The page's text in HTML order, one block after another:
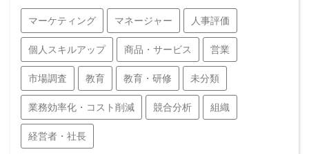
マーケティング マネージャー 人事評価
個人スキルアップ 商品・サービス 営業
市場調査 教育 教育・研修 未分類
業務効率化・コスト削減 競合分析 組織
経営者・社長